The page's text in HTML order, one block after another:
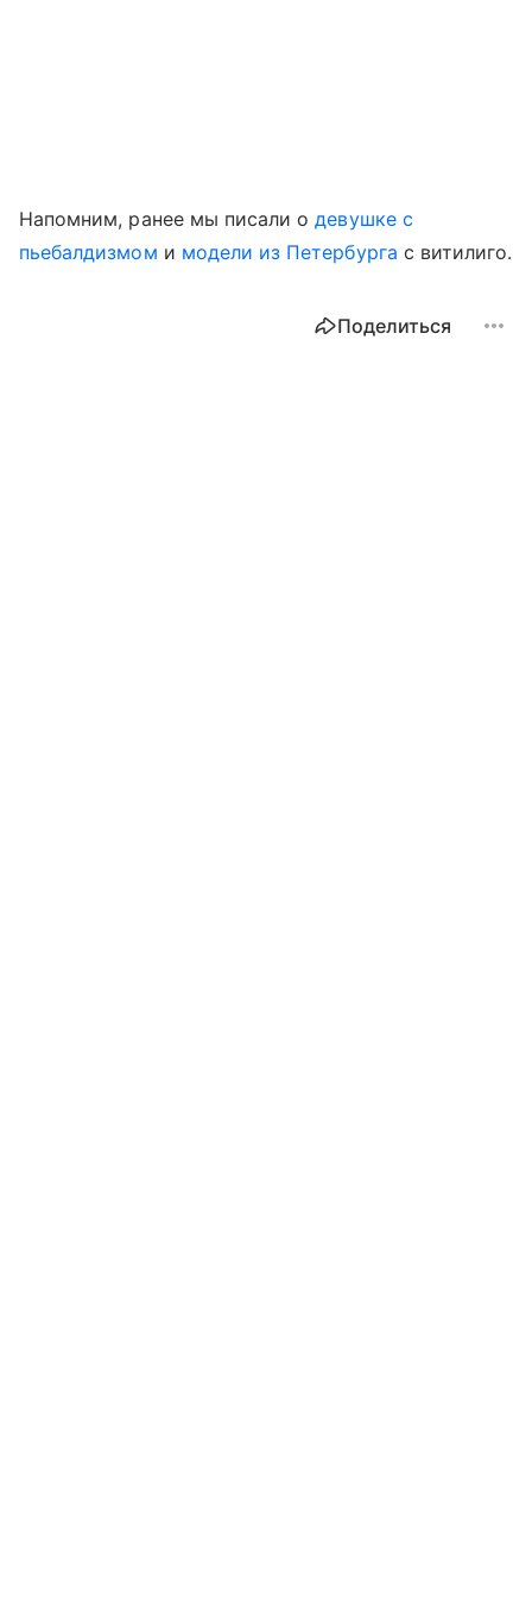
Напомним, ранее мы писали одевушке с
пьебалдизмом и модели из Петербурга с витилиго.
Поделиться